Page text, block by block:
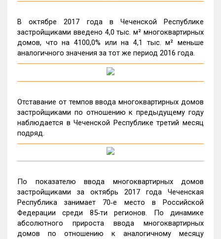
В октябре 2017 года в Чеченской Республике
застройщиками введено 4,0 тыс. м² многоквартирных
домов, что на 4100,0% или на 4,1 тыс. м² меньше
аналогичного значения за тот же период 2016 года.
Отставание от темпов ввода многоквартирных домов
застройщиками по отношению к предыдущему году
наблюдается в Чеченской Республике третий месяц
подряд.
По показателю ввода многоквартирных домов
застройщиками за октябрь 2017 года Чеченская
Республика занимает 70‑е место в Российской
Федерации среди 85‑ти регионов. По динамике
абсолютного прироста ввода многоквартирных
домов по отношению к аналогичному месяцу